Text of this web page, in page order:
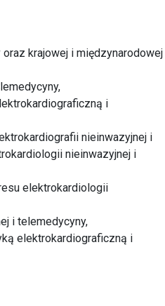
krajowej i międzynarodowej
i
nieinwazyjnej i
nieinwazyjnej i
elektrokardiologii
i telemedycyny,
elektrokardiograficzną i